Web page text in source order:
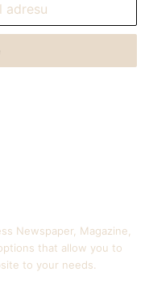
Newspaper, Magazine,
that allow you to
to your needs.